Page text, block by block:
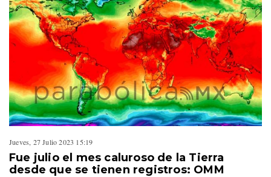
Jueves, 27 Julio 2023 15:19
Fue julio el mes caluroso de la Tierra
desde que se tienen registros: OMM